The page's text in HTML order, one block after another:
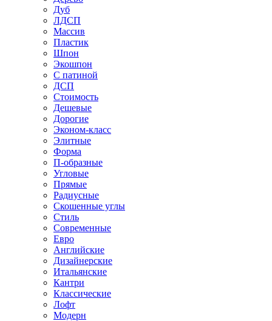
Дуб
ЛДСП
Массив
Пластик
Шпон
Экошпон
С патиной
ДСП
Стоимость
Дешевые
Дорогие
Эконом-класс
Элитные
Форма
П-образные
Угловые
Прямые
Радиусные
Скошенные углы
Стиль
Современные
Евро
Английские
Дизайнерские
Итальянские
Кантри
Классические
Лофт
Модерн